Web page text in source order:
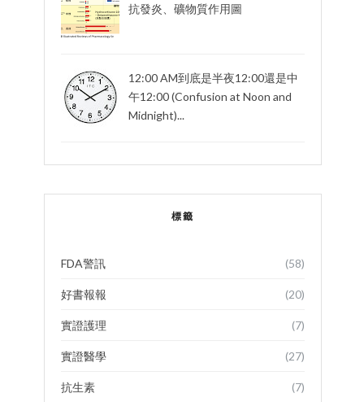
抗發炎、礦物質作用圖
12:00 AM到底是半夜12:00還是中
午12:00 (Confusion at Noon and
Midnight)...
標籤
FDA警訊 (58)
好書報報 (20)
實證護理 (7)
實證醫學 (27)
抗生素 (7)